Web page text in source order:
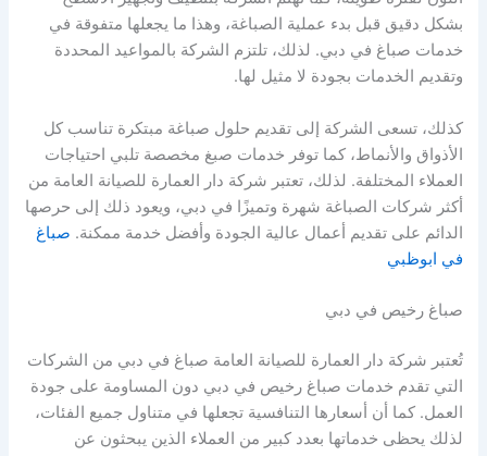
بشكل دقيق قبل بدء عملية الصباغة، وهذا ما يجعلها متفوقة في
خدمات صباغ في دبي. لذلك، تلتزم الشركة بالمواعيد المحددة
وتقديم الخدمات بجودة لا مثيل لها.
كذلك، تسعى الشركة إلى تقديم حلول صباغة مبتكرة تناسب كل
الأذواق والأنماط، كما توفر خدمات صبغ مخصصة تلبي احتياجات
العملاء المختلفة. لذلك، تعتبر شركة دار العمارة للصيانة العامة من
أكثر شركات الصباغة شهرة وتميزًا في دبي، ويعود ذلك إلى حرصها
الدائم على تقديم أعمال عالية الجودة وأفضل خدمة ممكنة. صباغ
في ابوظبي
صباغ رخيص في دبي
تُعتبر شركة دار العمارة للصيانة العامة صباغ في دبي من الشركات
التي تقدم خدمات صباغ رخيص في دبي دون المساومة على جودة
العمل. كما أن أسعارها التنافسية تجعلها في متناول جميع الفئات،
لذلك يحظى خدماتها بعدد كبير من العملاء الذين يبحثون عن